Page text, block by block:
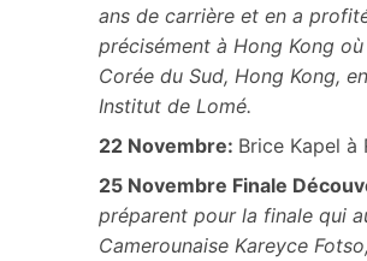
ans de carrière et en a
précisément à Hong Kong
Corée du Sud, Hong Kong,
Institut de Lomé.
22 Novembre: Brice Kapel à
25 Novembre Finale
préparent pour la finale qui
Camerounaise Kareyce